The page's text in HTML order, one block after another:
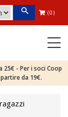
(0)
- Per i soci Coop
da 19€.